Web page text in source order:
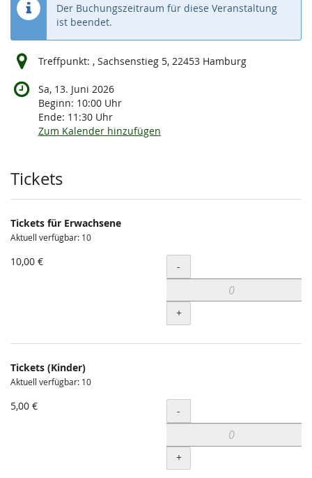
Der Buchungszeitraum für diese Veranstaltung
ist beendet.
Treffpunkt: , Sachsenstieg 5, 22453 Hamburg
Sa, 13. Juni 2026
Beginn: 10:00 Uhr
Ende: 11:30 Uhr
Zum Kalender hinzufügen
Produkte
Tickets
Tickets für Erwachsene
Aktuell verfügbar: 10
10,00 € Menge
-
+
Tickets (Kinder)
Aktuell verfügbar: 10
5,00 € Menge
-
+